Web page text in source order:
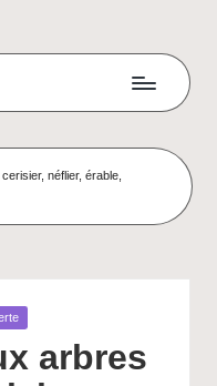
néflier, érable,
arbres